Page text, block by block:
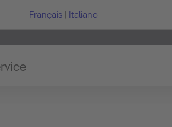
Français | Italiano